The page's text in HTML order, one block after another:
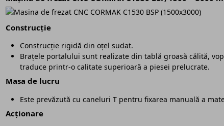
Construcție
Construcție rigidă din oțel sudat.
Brațele portalului sunt realizate din tablă groasă călită,
traduce printr-o calitate superioară a piesei prelucrate.
Masa de lucru
Este prevăzută cu caneluri T pentru fixarea manuală a
Acționare